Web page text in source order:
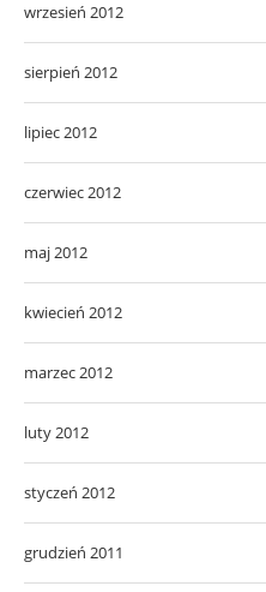
wrzesień 2012
sierpień 2012
lipiec 2012
czerwiec 2012
maj 2012
kwiecień 2012
marzec 2012
luty 2012
styczeń 2012
grudzień 2011